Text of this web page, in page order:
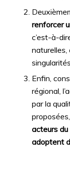
renforcer
c’est-à-
naturelles,
Enfin,
régional,
par la
acteurs du
adoptent